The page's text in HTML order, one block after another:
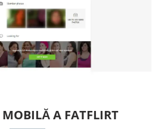
A FATFLIRT